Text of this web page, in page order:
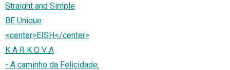
Straight and Simple
BE Unique
<center>EISH</center>
K A R K O V A
- A caminho da Felicidade.